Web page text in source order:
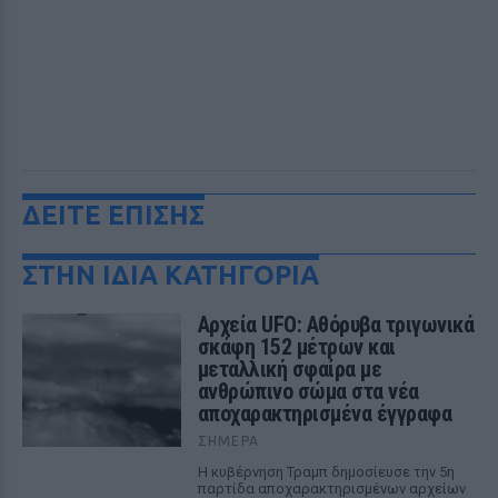
ΔΕΙΤΕ ΕΠΙΣΗΣ
ΣΤΗΝ ΙΔΙΑ ΚΑΤΗΓΟΡΙΑ
Αρχεία UFO: Αθόρυβα τριγωνικά
σκάφη 152 μέτρων και
μεταλλική σφαίρα με
ανθρώπινο σώμα στα νέα
αποχαρακτηρισμένα έγγραφα
ΣΉΜΕΡΑ
Η κυβέρνηση Τραμπ δημοσίευσε την 5η
παρτίδα αποχαρακτηρισμένων αρχείων